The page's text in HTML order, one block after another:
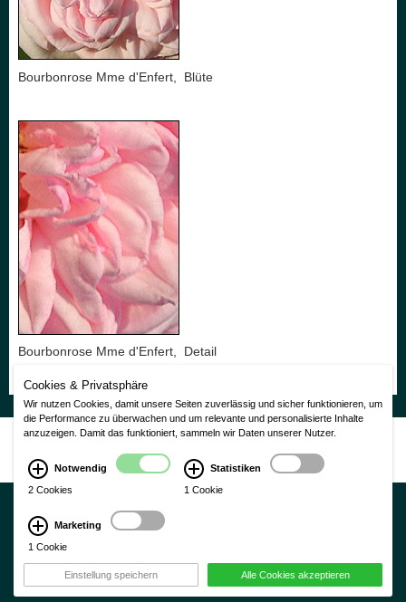
Bourbonrose Mme d'Enfert, Blüte
Bourbonrose Mme d'Enfert, Detail
Nutzungsbedingungen|Impressum| Datenschutzerklärung
CMS Laurin Version 3.0
Schließen Ok
Cookies & Privatsphäre
Wir nutzen Cookies, damit unsere Seiten zuverlässig und sicher funktionieren, um
die Performance zu überwachen und um relevante und personalisierte Inhalte
anzuzeigen. Damit das funktioniert, sammeln wir Daten unserer Nutzer.
Notwendig
2 Cookies
Statistiken
1 Cookie
Marketing
1 Cookie
Einstellung speichern Alle Cookies akzeptieren